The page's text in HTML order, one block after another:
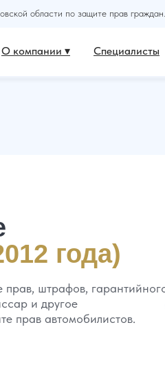
О компании ▾ Специалисты
области по защите прав граждан.
года)
штрафов,
и другое
прав автомобилистов.